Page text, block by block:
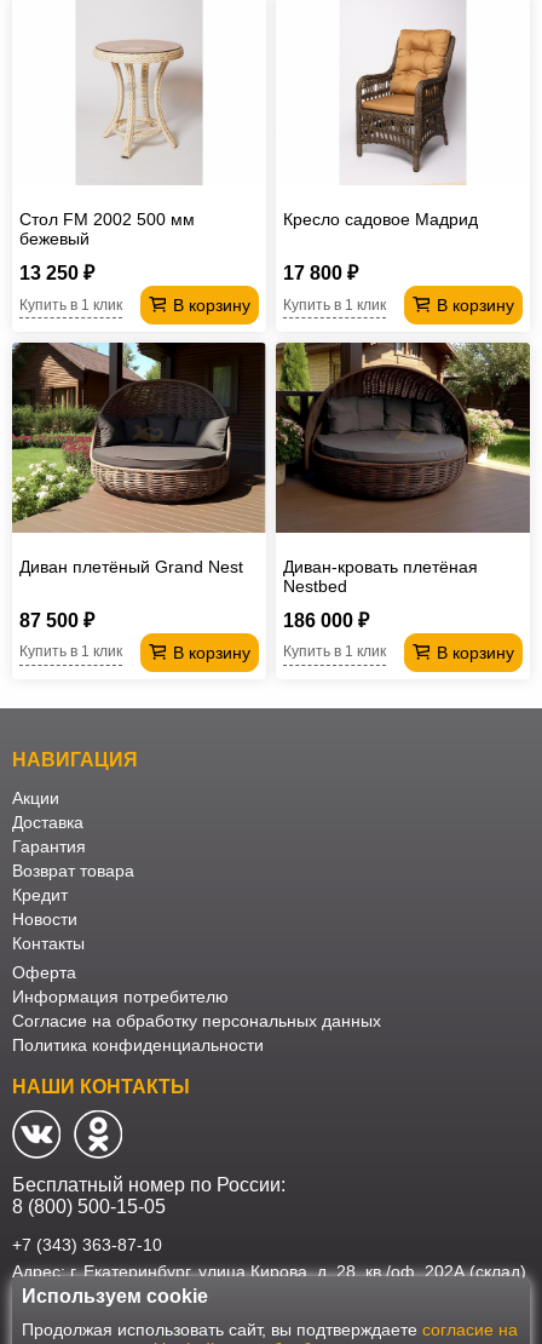
Стол FM 2002 500 мм
бежевый
13 250 ₽
В корзину
Купить в 1 клик
Кресло садовое Мадрид
17 800 ₽
В корзину
Купить в 1 клик
Диван плетёный Grand Nest
87 500 ₽
В корзину
Купить в 1 клик
Диван-кровать плетёная
Nestbed
186 000 ₽
В корзину
Купить в 1 клик
НАВИГАЦИЯ
Акции
Доставка
Гарантия
Возврат товара
Кредит
Новости
Контакты
Оферта
Информация потребителю
Согласие на обработку персональных данных
Политика конфиденциальности
НАШИ КОНТАКТЫ
Бесплатный номер по России:
8 (800) 500-15-05
+7 (343) 363-87-10
Адрес: г. Екатеринбург, улица Кирова, д. 28, кв./оф. 202А (склад)
Наш интернет-магазин работает в соответствии с требованиями
Федерального закона от 27 июля 2006 года №152-ФЗ "О персональных
Используем cookie
Продолжая использовать сайт, вы подтверждаете согласие на